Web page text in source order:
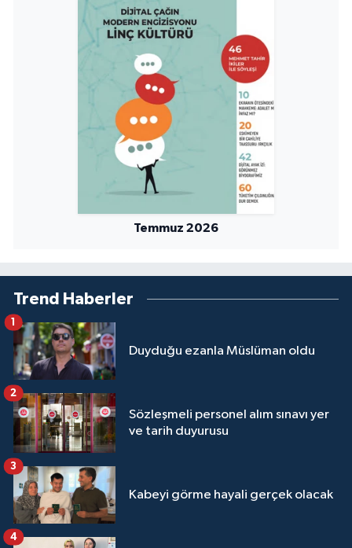
Temmuz 2026
Trend Haberler
Duyduğu ezanla Müslüman oldu
1
Sözleşmeli personel alım sınavı yer
ve tarih duyurusu
2
Kabeyi görme hayali gerçek olacak
3
4
Tekirdağ Müftülüğü
Tokat Müftülüğü
Trabzon Müftülüğü
Tunceli Müftülüğü
Uşak Müftülüğü
Yalova Müftülüğü
Zonguldak Müftülüğü